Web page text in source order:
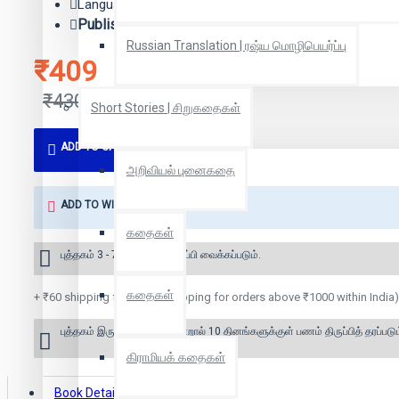
Russian Translation | ரஷ்ய மொழிபெயர்ப்பு
Short Stories | சிறுகதைகள்
அறிவியல் புனைகதை
கதைகள்
கதைகள்
கிராமியக் கதைகள்
₹409
₹430
Language: Tamil
Publisher:
ADD TO CART
ADD TO WISH LIST
புத்தகம் 3 - 7 நாட்களில் அனுப்பி வைக்கப்படும்.
+ ₹60 shipping fee* (Free shipping for orders above ₹1000 within India)
புத்தகம் இருப்பில் இல்லை என்றால் 10 தினங்களுக்குள் பணம் திருப்பித்
Book Details